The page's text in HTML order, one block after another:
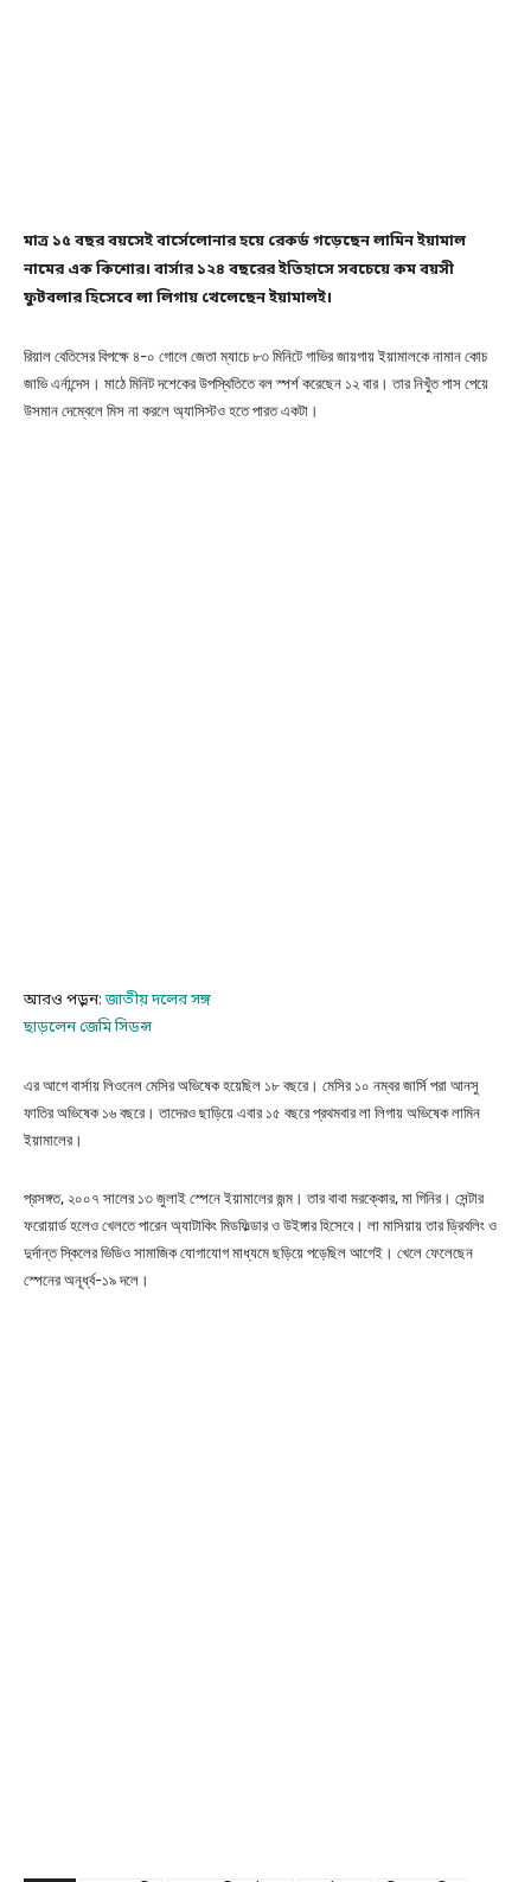
মাত্র ১‌৫ বছর বয়সেই বার্সেলোনার হয়ে রেকর্ড গড়েছেন লামিন ইয়ামাল
নামের এক কিশোর। বার্সার ১২৪ বছরের ইতিহাসে সবচেয়ে কম বয়সী
ফুটবলার হিসেবে লা লিগায় খেলেছেন ইয়ামালই।
রিয়াল বেতিসের বিপক্ষে ৪-০ গোলে জেতা ম্যাচে ৮৩ মিনিটে গাভির জায়গায় ইয়ামালকে নামান কোচ
জাভি এর্নান্দেস। মাঠে মিনিট দশেকের উপস্থিতিতে বল স্পর্শ করেছেন ১২ বার। তার নিখুঁত পাস পেয়ে
উসমান দেম্বেলে মিস না করলে অ্যাসিস্টও হতে পারত একটা।
আরও পড়ুন:জাতীয়দলেরসঙ্গ
ছাড়লেন জেমি সিডন্স
এর আগে বার্সায় লিওনেল মেসির অভিষেক হয়েছিল ১৮ বছরে। মেসির ১০ নম্বর জার্সি পরা আনসু
ফাতির অভিষেক ১৬ বছরে। তাদেরও ছাড়িয়ে এবার ১৫ বছরে প্রথমবার লা লিগায় অভিষেক লামিন
ইয়ামালের।
প্রসঙ্গত, ২০০৭ সালের ১৩ জুলাই স্পেনে ইয়ামালের জন্ম। তার বাবা মরক্কোর, মা গিনির। সেন্টার
ফরোয়ার্ড হলেও খেলতে পারেন অ্যাটাকিং মিডফিল্ডার ও উইঙ্গার হিসেবে। লা মাসিয়ায় তার ড্রিবলিং ও
দুর্দান্ত স্কিলের ভিডিও সামাজিক যোগাযোগ মাধ্যমে ছড়িয়ে পড়েছিল আগেই। খেলে ফেলেছেন
স্পেনের অনূর্ধ্ব-১৯ দলে।